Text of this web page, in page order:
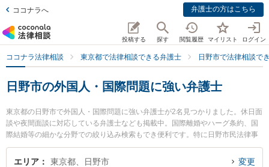
ココナラへ 弁護士の方はこちら
投稿する 探す 閲覧履歴 マイリスト ログイン
ココナラ法律相談 東京都で法律相談できる弁護士 日野市で法律相談で
日野市の外国人・国際問題に強い弁護士
東京都の日野市で外国人・国際問題に強い弁護士が2名見つかりました。休日面
談や夜間面談に対応している弁護士なども掲載中。国際離婚やハーグ条約、国
際結婚等の細かな分野での絞り込み検索もでき便利です。特に日野市民法律事
務所の山下 太郎弁護士や日野市民法律事務所の杉浦 悠弁護士のプロフィール情
報や弁護士費用、強みなどが注目されています。『日野市で土日や夜間に発生
エリア 東京都、日野市 変更